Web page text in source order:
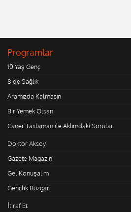
Programlar
10 Yaş Genç
8'de Sağlık
Aramızda Kalmasın
Bir Yemek Olsan
Caner Taslaman ile Aklımdaki Sorular
Doktor Aksoy
Gazete Magazin
Gel Konuşalım
Gençlik Rüzgarı
İtiraf Et